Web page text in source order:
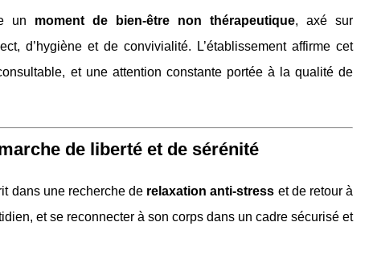
un moment de bien-être non thérapeutique, axé sur
d’hygiène et de convivialité. L’établissement affirme cet
et une attention constante portée à la qualité de
de liberté et de sérénité
dans une recherche de relaxation anti-stress et de retour à
et se reconnecter à son corps dans un cadre sécurisé et